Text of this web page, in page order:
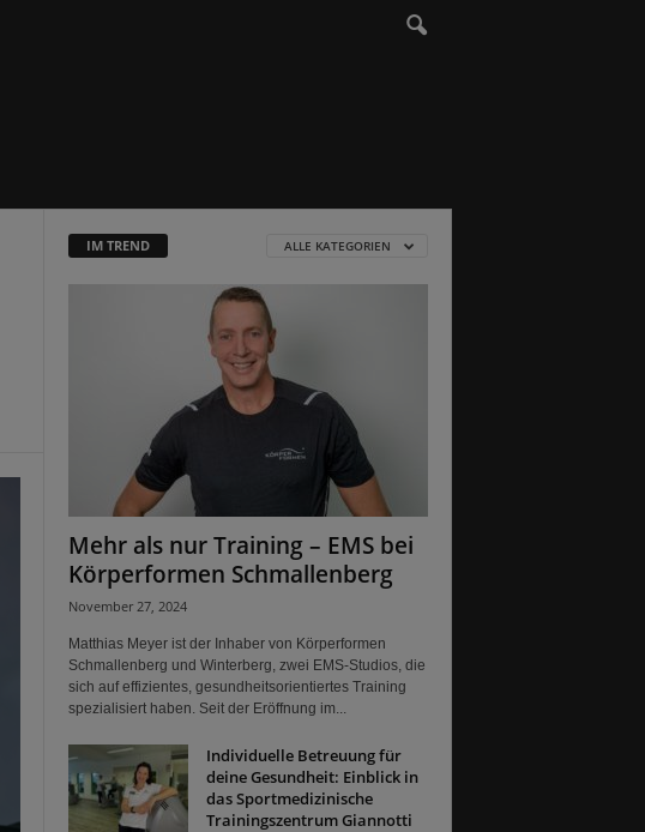
IM TREND ALLE KATEGORIEN
Mehr als nur Training – EMS bei
Körperformen Schmallenberg
November 27, 2024
Matthias Meyer ist der Inhaber von Körperformen
Schmallenberg und Winterberg, zwei EMS-Studios, die
sich auf effizientes, gesundheitsorientiertes Training
spezialisiert haben. Seit der Eröffnung im...
Individuelle Betreuung für
deine Gesundheit: Einblick in
das Sportmedizinische
Trainingszentrum Giannotti